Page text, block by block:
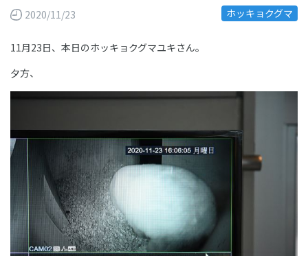
2020/11/23 ホッキョクグマ
11月23日、本日のホッキョクグマユキさん。
夕方、